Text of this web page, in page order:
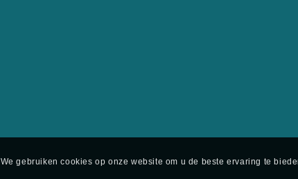
We gebruiken cookies op onze website om u de beste ervaring te